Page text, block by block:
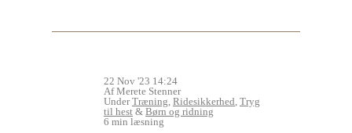
22 Nov '23 14:24
Af Merete Stenner
UnderTræning, Ridesikkerhed, Tryg
til hest & Børn og ridning
6 min læsning